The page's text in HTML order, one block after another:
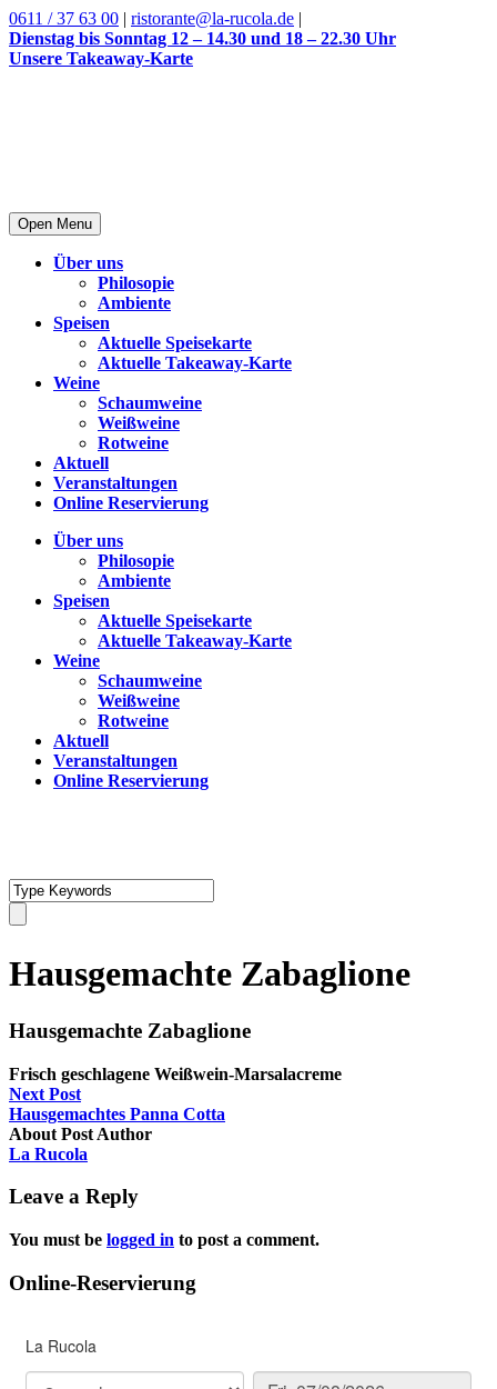
0611 / 37 63 00 | ristorante@la-rucola.de |
Dienstag bis Sonntag 12 – 14.30 und 18 – 22.30 Uhr
Unsere Takeaway-Karte
Open Menu
Über uns
Philosopie
Ambiente
Speisen
Aktuelle Speisekarte
Aktuelle Takeaway-Karte
Weine
Schaumweine
Weißweine
Rotweine
Aktuell
Veranstaltungen
Online Reservierung
Über uns
Philosopie
Ambiente
Speisen
Aktuelle Speisekarte
Aktuelle Takeaway-Karte
Weine
Schaumweine
Weißweine
Rotweine
Aktuell
Veranstaltungen
Online Reservierung
Hausgemachte Zabaglione
Hausgemachte Zabaglione
Frisch geschlagene Weißwein-Marsalacreme
Next Post
Hausgemachtes Panna Cotta
About Post Author
La Rucola
Leave a Reply
You must be logged in to post a comment.
Online-Reservierung